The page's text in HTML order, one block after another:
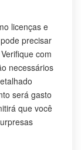
licenças e
precisar
com
necessários
será gasto
que você